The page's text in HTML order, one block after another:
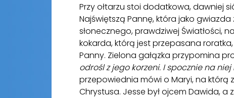
Przy ołtarzu stoi dodatkowa, dawniej
Najświętszą Pannę, która jako
słonecznego, prawdziwej Światłości,
kokarda, którą jest przepasana
Panny. Zielona gałązka przypomina
odrośl z jego korzeni. I spocznie na niej
przepowiednia mówi o Maryi, na którą
Chrystusa. Jesse był ojcem Dawida,